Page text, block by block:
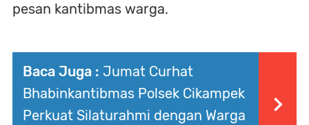
pesan kantibmas warga.
Baca Juga : Jumat Curhat
Bhabinkantibmas Polsek Cikampek
Perkuat Silaturahmi dengan Warga